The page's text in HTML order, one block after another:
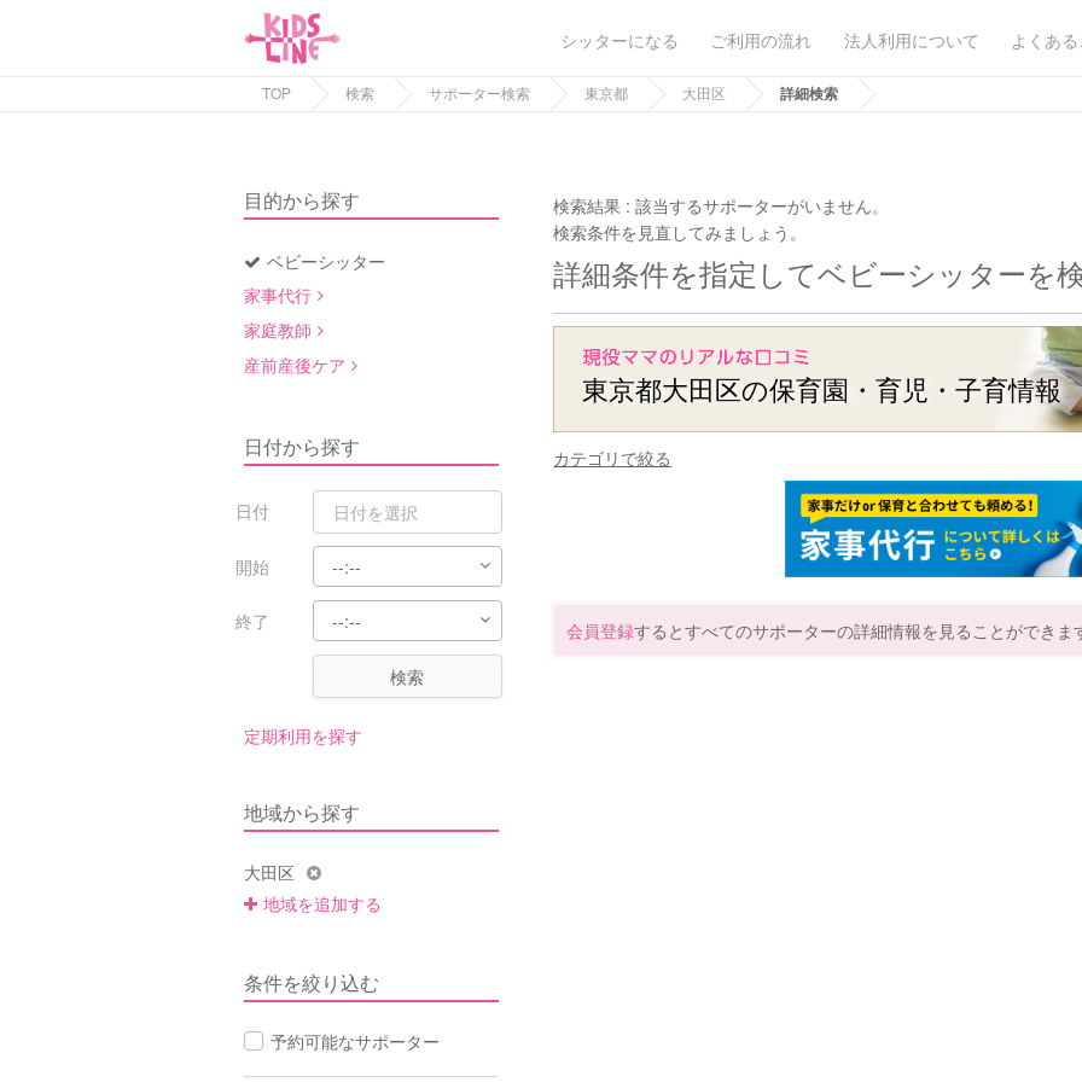
シッターになる ご利用の流れ 法人利用について よくあ
TOP 検索 サポーター検索 東京都 大田区 詳細検索
目的から探す
ベビーシッター
家事代行
家庭教師
産前産後ケア
日付から探す
日付
開始
終了
検索
定期利用を探す
地域から探す
大田区
地域を追加する
条件を絞り込む
予約可能なサポーター
検索結果 :該当するサポーターがいません。
検索条件を見直してみましょう。
詳細条件を指定してベビーシッターを
東京都大田区の保育園・育児・子育情報
カテゴリで絞る
会員登録するとすべてのサポーターの詳細情報を見ることができま